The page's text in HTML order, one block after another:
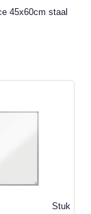
45x60cm staal
Stuk